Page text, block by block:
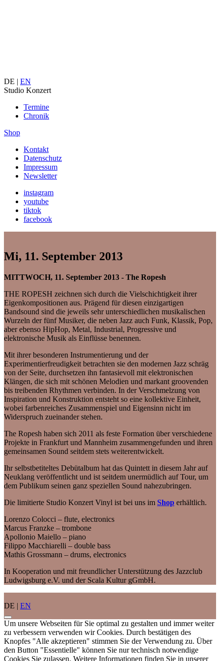
DE | EN
Studio Konzert
Termine
Chronik
Shop
Kontakt
Datenschutz
Impressum
Newsletter
instagram
youtube
tiktok
facebook
Mi, 11. September 2013
MITTWOCH, 11. September 2013 - The Ropesh
THE ROPESH zeichnen sich durch die Vielschichtigkeit ihrer
Eigenkompositionen aus. Prägend für diesen einzigartigen
Bandsound sind die jeweils sehr unterschiedlichen musikalischen
Wurzeln der fünf Musiker, die neben Jazz auch Funk, Klassik, Pop,
aber ebenso HipHop, Metal, Industrial, Progressive und
elektronische Musik als Einflüsse benennen.
Mit ihrer besonderen Instrumentierung und der
Experimentierfreudigkeit betrachten sie den modernen Jazz schräg
von der Seite, durchsetzen ihn fantasievoll mit elektronischen
Klängen, die sich mit schönen Melodien und markant groovenden
bis treibenden Rhythmen verbinden. In der Verschmelzung von
Inspiration und Konstruktion entsteht so eine kollektive Einheit,
wobei farbenreiches Zusammenspiel und Eigensinn nicht im
Widerspruch zueinander stehen.
The Ropesh haben sich 2011 als feste Formation über verschiedene
Projekte in Frankfurt und Mannheim zusammengefunden und ihren
gemeinsamen Sound seitdem stets weiterentwickelt.
Ihr selbstbetiteltes Debütalbum hat das Quintett in diesem Jahr auf
Neuklang veröffentlicht und ist seitdem unermüdlich auf Tour, um
dem Publikum seinen ganz speziellen Sound nahezubringen.
Die limitierte Studio Konzert Vinyl ist bei uns im Shop erhältlich.
Lorenzo Colocci – flute, electronics
Marcus Franzke – trombone
Apollonio Maiello – piano
Filippo Macchiarelli – double bass
Mathis Grossmann – drums, electronics
In Kooperation und mit freundlicher Unterstützung des Jazzclub
Ludwigsburg e.V. und der Scala Kultur gGmbH.
DE | EN
Um unsere Webseiten für Sie optimal zu gestalten und immer weiter
zu verbessern verwenden wir Cookies. Durch bestätigen des
Knopfes "Alle akzeptieren" stimmen Sie der Verwendung zu. Über
den Button "Essentielle" können Sie nur technisch notwendige
Cookies Sie zulassen. Weitere Informationen finden Sie in unserer